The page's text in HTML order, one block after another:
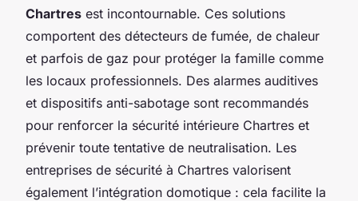
Chartres est incontournable. Ces solutions
comportent des détecteurs de fumée, de chaleur
et parfois de gaz pour protéger la famille comme
les locaux professionnels. Des alarmes auditives
et dispositifs anti-sabotage sont recommandés
pour renforcer la sécurité intérieure Chartres et
prévenir toute tentative de neutralisation. Les
entreprises de sécurité à Chartres valorisent
également l’intégration domotique : cela facilite la